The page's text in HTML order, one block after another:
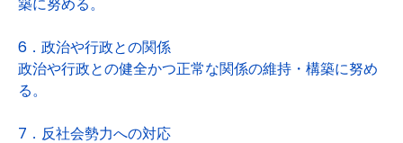
6．政治や行政との関係
政治や行政との健全かつ正常な関係の維持・構築に努め
る。
7．反社会勢力への対応